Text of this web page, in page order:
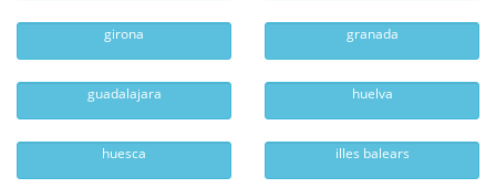
girona granada
guadalajara huelva
huesca illes balears